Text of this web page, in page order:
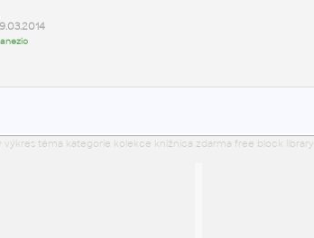
anezio
téma kategorie kolekce knižnica zdarma free block library